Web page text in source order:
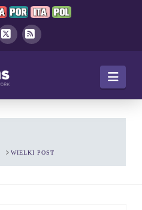
WIELKI POST